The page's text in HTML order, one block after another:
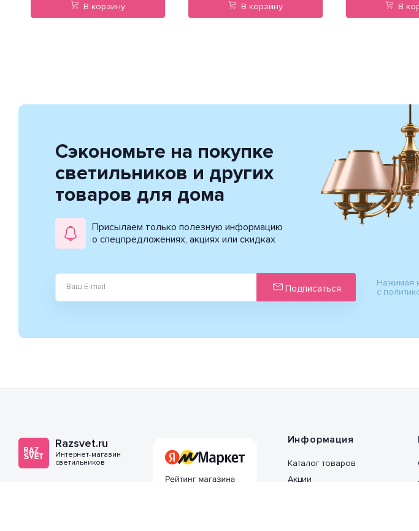
В корзину В корзину В
Сэкономьте на покупке
светильников и других
товаров для дома
Присылаем только полезную информацию
о спецпредложениях, акциях или скидках
Подписаться
Нажимая
с
Razsvet.ru
Интернет-магазин
светильников
Информация
Каталог товаров
Акции